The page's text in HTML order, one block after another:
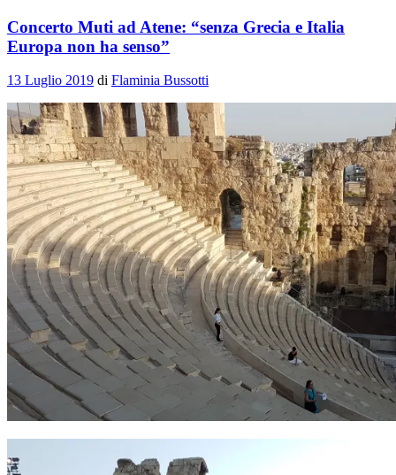
Concerto Muti ad Atene: “senza Grecia e Italia
Europa non ha senso”
13 Luglio 2019 di Flaminia Bussotti